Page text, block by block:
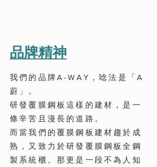
品牌精神
我們的品牌A-WAY，唸法是「A
蔚」。
研發覆膜鋼板這樣的建材，是一
條辛苦且漫長的道路。
而當我們的覆膜鋼板建材趨於成
熟，又致力於研發覆膜鋼板全鋼
製系統櫃。那更是一段不為人知